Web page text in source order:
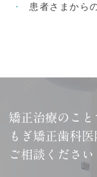
患者さまから
矯正治療のこと
もぎ矯正歯科
ご相談ください